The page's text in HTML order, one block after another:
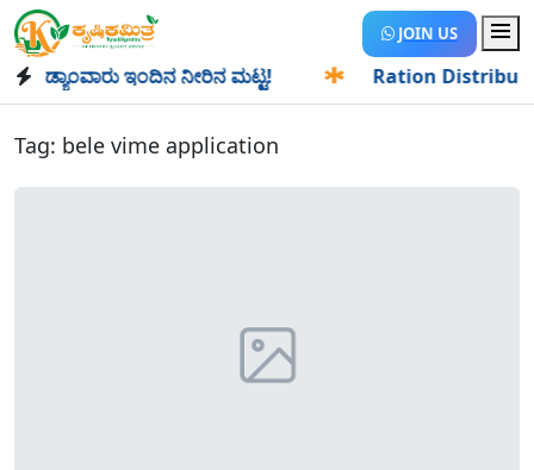
JOIN US
ಡ್ಯಾಂವಾರು ಇಂದಿನ ನೀರಿನ ಮಟ್ಟ! Ration Distribution-
Tag: bele vime application